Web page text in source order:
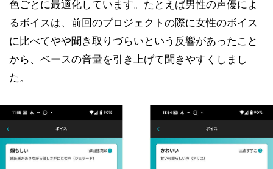
色ごとに最適化しています。たとえば男性の声優によ
るボイスは、前回のプロジェクトの際に女性のボイス
に比べてやや聞き取りづらいという反響があったこと
から、ベースの音量を引き上げて聞きやすくしまし
た。